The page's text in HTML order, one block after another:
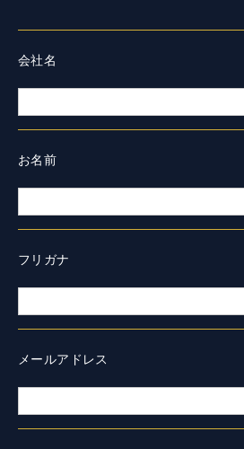
会社名
お名前
フリガナ
メールアドレス